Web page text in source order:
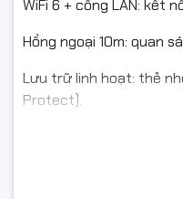
WiFi 6 + cổng LAN: kết
Hồng ngoại 10m: quan
Lưu trữ linh hoạt: thẻ
Protect).